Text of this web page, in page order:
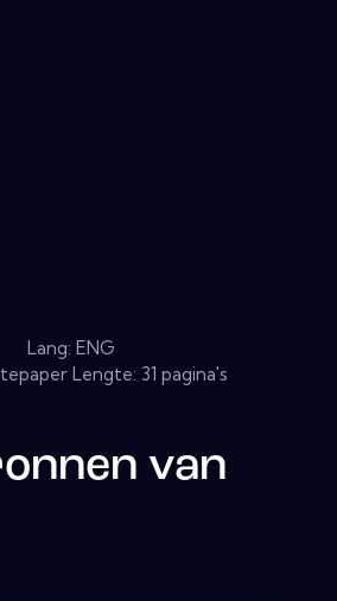
Lang: ENG
Lengte: 31 pagina's
van